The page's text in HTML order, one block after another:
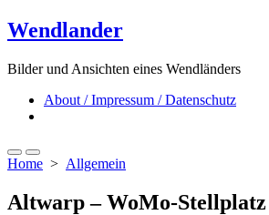
Skip
to
Wendlander
Bilder und Ansichten eines Wendländers
About / Impressum / Datenschutz
Search
Toggle
Menu
Home > Allgemein
Altwarp – WoMo-